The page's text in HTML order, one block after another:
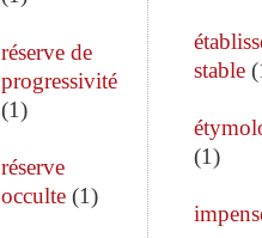
réserve de
progressivité
(1)
réserve
occulte(1)
stable(
(1)